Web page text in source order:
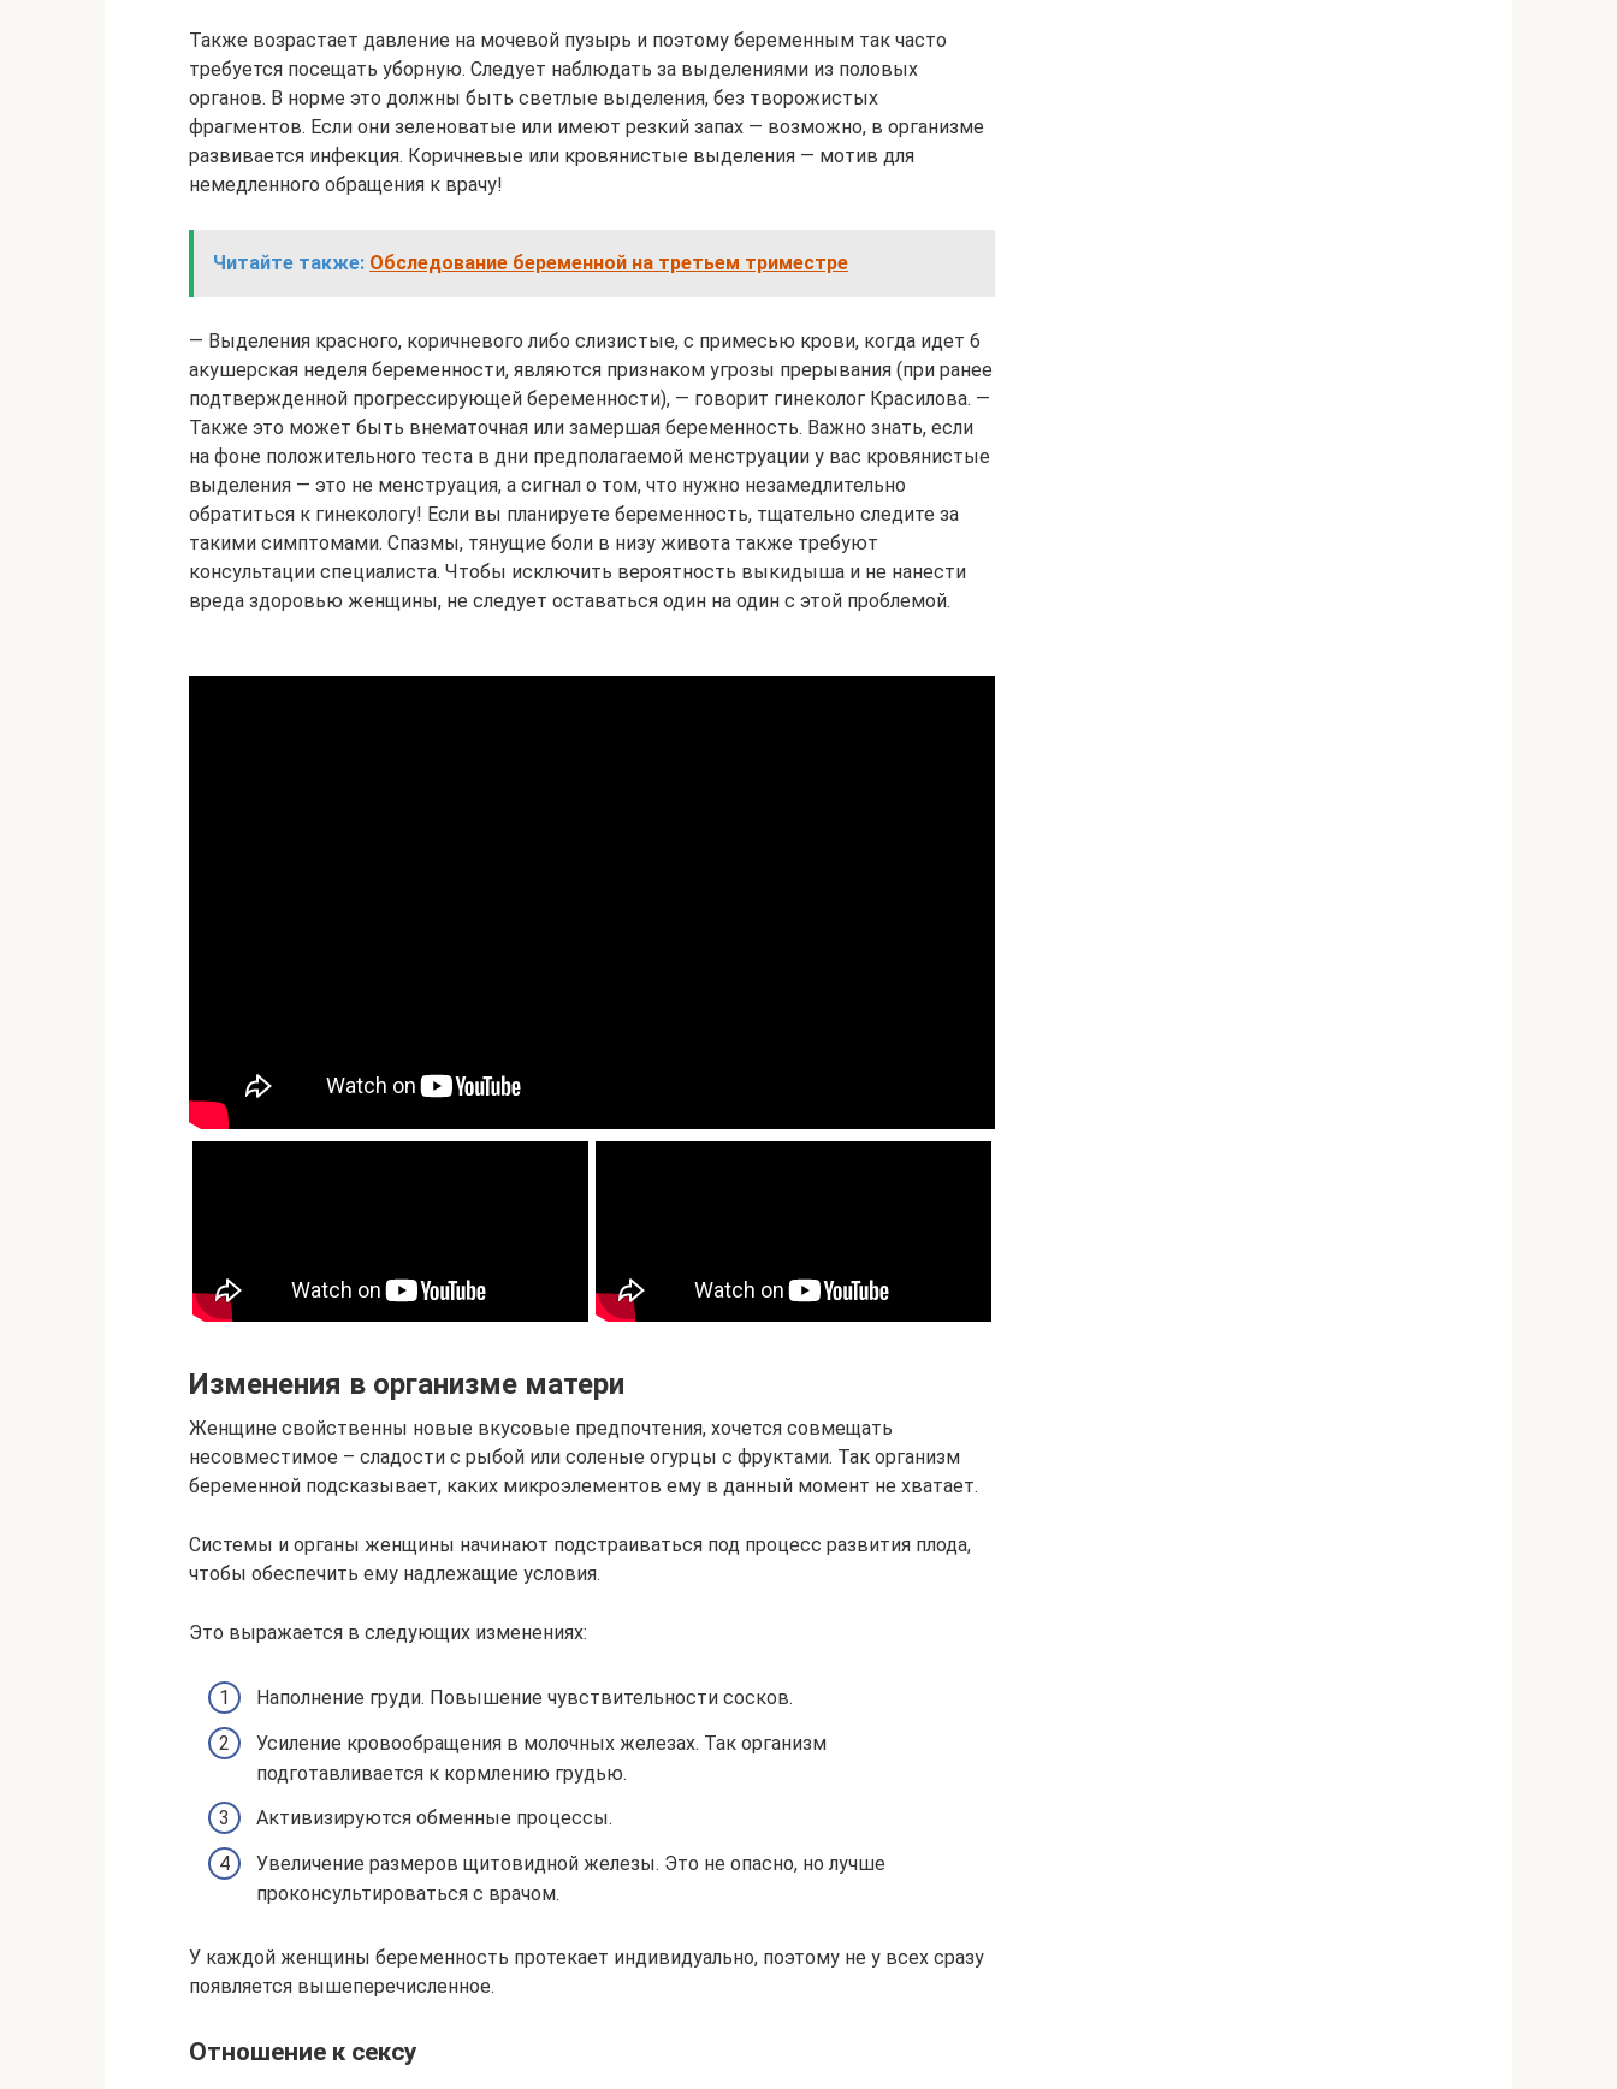
Также возрастает давление на мочевой пузырь и поэтому беременным так часто
требуется посещать уборную. Следует наблюдать за выделениями из половых
органов. В норме это должны быть светлые выделения, без творожистых
фрагментов. Если они зеленоватые или имеют резкий запах — возможно, в организме
развивается инфекция. Коричневые или кровянистые выделения — мотив для
немедленного обращения к врачу!
Читайте также: Обследование беременной на третьем триместре
— Выделения красного, коричневого либо слизистые, с примесью крови, когда идет 6
акушерская неделя беременности, являются признаком угрозы прерывания (при ранее
подтвержденной прогрессирующей беременности), — говорит гинеколог Красилова. —
Также это может быть внематочная или замершая беременность. Важно знать, если
на фоне положительного теста в дни предполагаемой менструации у вас кровянистые
выделения — это не менструация, а сигнал о том, что нужно незамедлительно
обратиться к гинекологу! Если вы планируете беременность, тщательно следите за
такими симптомами. Спазмы, тянущие боли в низу живота также требуют
консультации специалиста. Чтобы исключить вероятность выкидыша и не нанести
вреда здоровью женщины, не следует оставаться один на один с этой проблемой.
Изменения в организме матери
Женщине свойственны новые вкусовые предпочтения, хочется совмещать
несовместимое – сладости с рыбой или соленые огурцы с фруктами. Так организм
беременной подсказывает, каких микроэлементов ему в данный момент не хватает.
Системы и органы женщины начинают подстраиваться под процесс развития плода,
чтобы обеспечить ему надлежащие условия.
Это выражается в следующих изменениях:
Наполнение груди. Повышение чувствительности сосков.
Усиление кровообращения в молочных железах. Так организм
подготавливается к кормлению грудью.
Активизируются обменные процессы.
Увеличение размеров щитовидной железы. Это не опасно, но лучше
проконсультироваться с врачом.
У каждой женщины беременность протекает индивидуально, поэтому не у всех сразу
появляется вышеперечисленное.
Отношение к сексу